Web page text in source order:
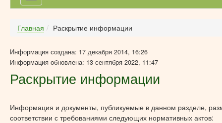
navigation
Главная
Раскрытие информации
Информация создана: 17 декабря 2014, 16:26
Информация обновлена: 13 сентября 2022, 11:47
Раскрытие информации
Информация и документы, публикуемые в данном разделе,
соответствии с требованиями следующих нормативных актов: